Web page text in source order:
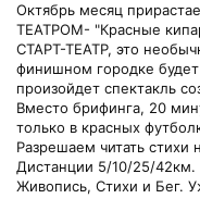
Октябрь месяц
ТЕАТРОМ- "Красные
СТАРТ-ТЕАТР, это
финишном городке будет
произойдет спектакль
Вместо брифинга, 20
только в красных
Разрешаем читать стихи
Дистанции 5/10/25/42км.
Живопись, Стихи и Бег.